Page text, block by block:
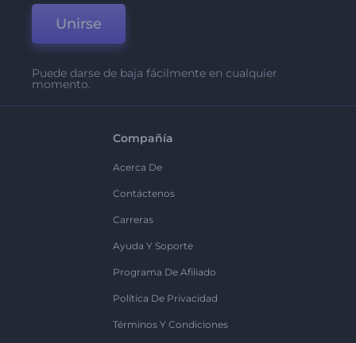
Unirse
Puede darse de baja fácilmente en cualquier
momento.
Compañía
Acerca De
Contáctenos
Carreras
Ayuda Y Soporte
Programa De Afiliado
Política De Privacidad
Términos Y Condiciones